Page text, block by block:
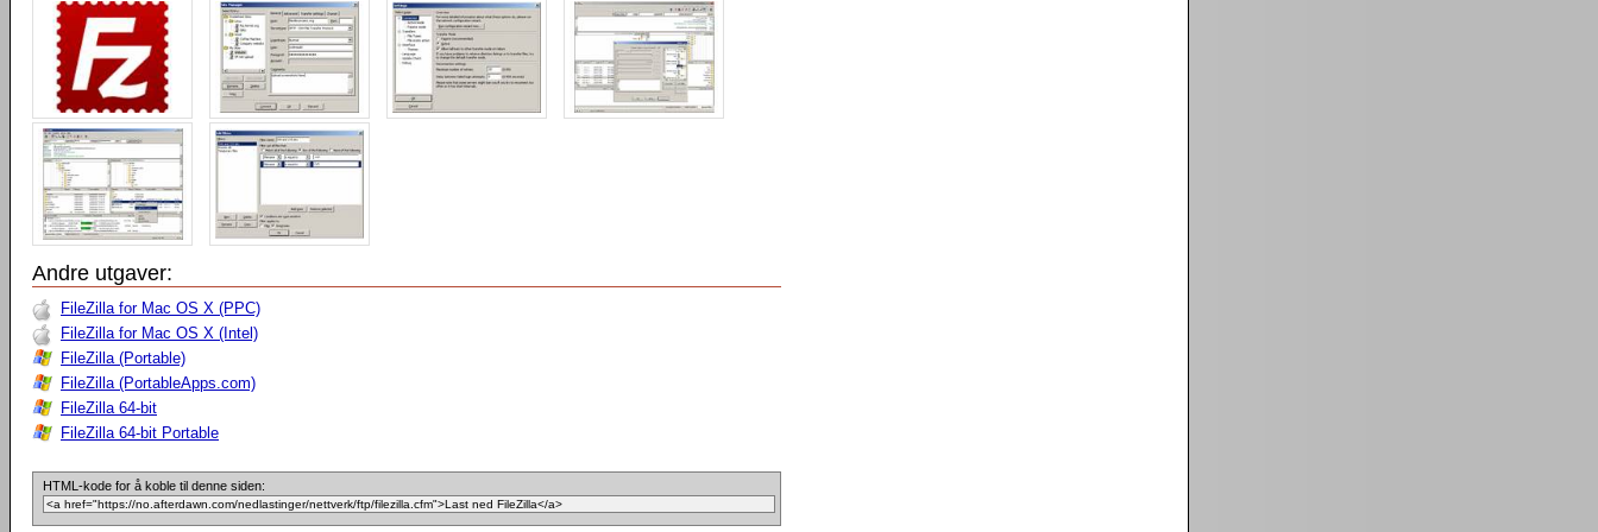
Andre utgaver:
FileZilla for Mac OS X (PPC)
FileZilla for Mac OS X (Intel)
FileZilla (Portable)
FileZilla (PortableApps.com)
FileZilla 64-bit
FileZilla 64-bit Portable
HTML-kode for å koble til denne siden: